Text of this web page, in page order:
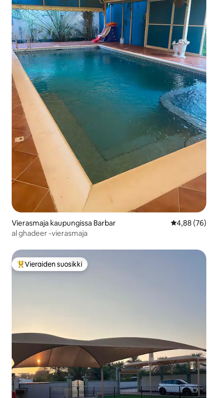
Vierasmaja kaupungissa Barbar
4,88 (76)
al ghadeer -vierasmaja
Vieraiden suosikkien parhaimmistoa
Vieraiden suosikki